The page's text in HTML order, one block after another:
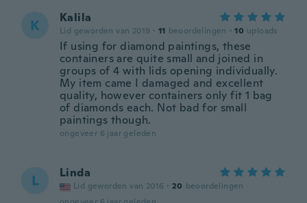
K Kalila
Lid geworden van 2019 · 11 beoordelingen · 10 uploads
If using for diamond paintings, these
containers are quite small and joined in
groups of 4 with lids opening individually.
My item came I damaged and excellent
quality, however containers only fit 1 bag
of diamonds each. Not bad for small
paintings though.
ongeveer 6 jaar geleden
L Linda
Lid geworden van 2016 · 20 beoordelingen